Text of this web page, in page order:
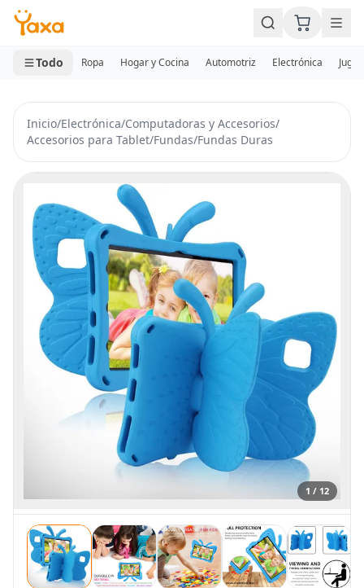
MINI CARRITO
0 productos
Todo Ropa Hogar y Cocina Automotriz Electrónica
Inicio/Electrónica/Computadoras y Accesorios/
Accesorios para Tablet/Fundas/Fundas Duras
1 / 12